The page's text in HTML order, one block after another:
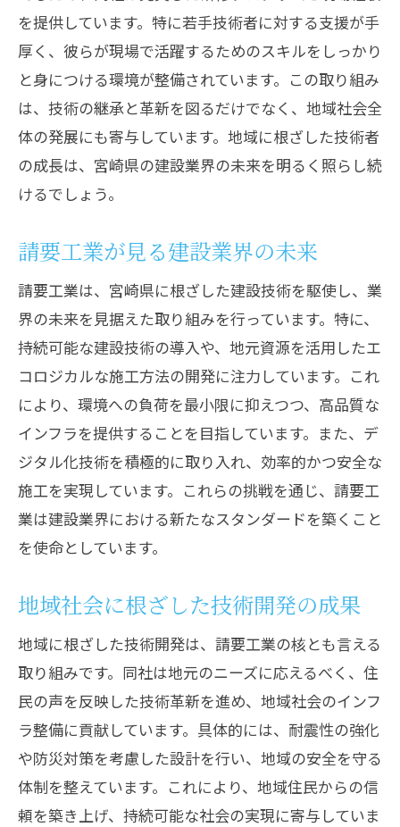
を提供しています。特に若手技術者に対する支援が手
厚く、彼らが現場で活躍するためのスキルをしっかり
と身につける環境が整備されています。この取り組み
は、技術の継承と革新を図るだけでなく、地域社会全
体の発展にも寄与しています。地域に根ざした技術者
の成長は、宮崎県の建設業界の未来を明るく照らし続
けるでしょう。
請要工業が見る建設業界の未来
請要工業は、宮崎県に根ざした建設技術を駆使し、業
界の未来を見据えた取り組みを行っています。特に、
持続可能な建設技術の導入や、地元資源を活用したエ
コロジカルな施工方法の開発に注力しています。これ
により、環境への負荷を最小限に抑えつつ、高品質な
インフラを提供することを目指しています。また、デ
ジタル化技術を積極的に取り入れ、効率的かつ安全な
施工を実現しています。これらの挑戦を通じ、請要工
業は建設業界における新たなスタンダードを築くこと
を使命としています。
地域社会に根ざした技術開発の成果
地域に根ざした技術開発は、請要工業の核とも言える
取り組みです。同社は地元のニーズに応えるべく、住
民の声を反映した技術革新を進め、地域社会のインフ
ラ整備に貢献しています。具体的には、耐震性の強化
や防災対策を考慮した設計を行い、地域の安全を守る
体制を整えています。これにより、地域住民からの信
頼を築き上げ、持続可能な社会の実現に寄与していま